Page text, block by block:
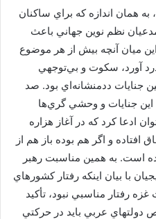
همان اندازه كه براي ساكنان
نظم نوين جهاني باعث
ميان آنچه بيش از هر موضوع
آورد، سكوت و بي‌توجهي
جنايات ددمنشانه‌اي بود. صد
اين جنايات و وحشي گري‌ها
ادعا كرد كه در آغاز هزاره
و اگر هم بوده باز هم از
است. به همين مناسبت رهبر
با بيان اينكه رفتار كشورهاي
رفتار مناسبي نبود، تأكيد
عربي بايد در حركتي